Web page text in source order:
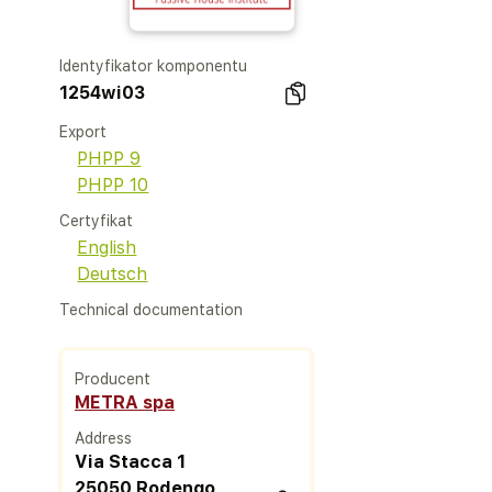
Identyfikator komponentu
1254wi03
Export
PHPP 9
PHPP 10
Certyfikat
English
Deutsch
Technical documentation
Producent
METRA spa
Address
Via Stacca 1
25050 Rodengo